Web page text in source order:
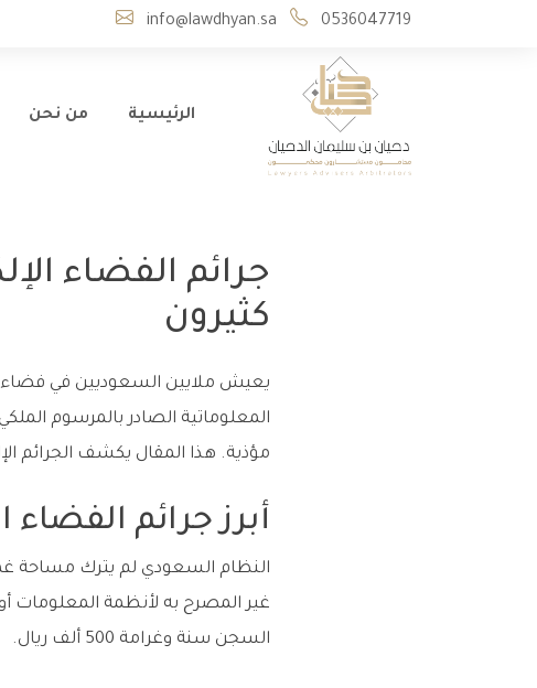
0536047719
info@lawdhyan.sa
الرئيسية من نحن
جرائم الفضاء
كثيرون
يعيش ملايين السعوديين في فضاء
مؤذية. هذا المقال يكشف الجرائم
أبرز جرائم
غير المصرح به لأنظمة المعلومات
السجن سنة وغرامة 500 ألف ريال.